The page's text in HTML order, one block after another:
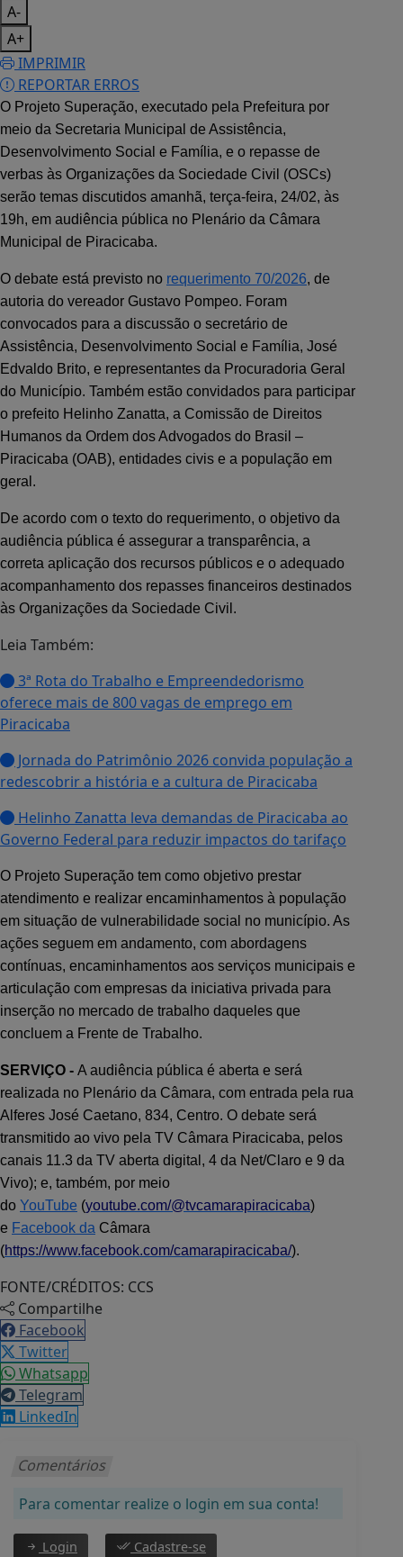
A-
A+
IMPRIMIR
REPORTAR ERROS
O Projeto Superação, executado pela Prefeitura por
meio da Secretaria Municipal de Assistência,
Desenvolvimento Social e Família, e o repasse de
verbas às Organizações da Sociedade Civil (OSCs)
serão temas discutidos amanhã, terça-feira, 24/02, às
19h, em audiência pública no Plenário da Câmara
Municipal de Piracicaba.
O debate está previsto no requerimento 70/2026, de
autoria do vereador Gustavo Pompeo. Foram
convocados para a discussão o secretário de
Assistência, Desenvolvimento Social e Família, José
Edvaldo Brito, e representantes da Procuradoria Geral
do Município. Também estão convidados para participar
o prefeito Helinho Zanatta, a Comissão de Direitos
Humanos da Ordem dos Advogados do Brasil –
Piracicaba (OAB), entidades civis e a população em
geral.
De acordo com o texto do requerimento, o objetivo da
audiência pública é assegurar a transparência, a
correta aplicação dos recursos públicos e o adequado
acompanhamento dos repasses financeiros destinados
às Organizações da Sociedade Civil.
Leia Também:
3ª Rota do Trabalho e Empreendedorismo
oferece mais de 800 vagas de emprego em
Piracicaba
Jornada do Patrimônio 2026 convida população a
redescobrir a história e a cultura de Piracicaba
Helinho Zanatta leva demandas de Piracicaba ao
Governo Federal para reduzir impactos do tarifaço
O Projeto Superação tem como objetivo prestar
atendimento e realizar encaminhamentos à população
em situação de vulnerabilidade social no município. As
ações seguem em andamento, com abordagens
contínuas, encaminhamentos aos serviços municipais e
articulação com empresas da iniciativa privada para
inserção no mercado de trabalho daqueles que
concluem a Frente de Trabalho.
SERVIÇO - A audiência pública é aberta e será
realizada no Plenário da Câmara, com entrada pela rua
Alferes José Caetano, 834, Centro. O debate será
transmitido ao vivo pela TV Câmara Piracicaba, pelos
canais 11.3 da TV aberta digital, 4 da Net/Claro e 9 da
Vivo); e, também, por meio
do YouTube (youtube.com/@tvcamarapiracicaba)
e Facebook da Câmara
(https://www.facebook.com/camarapiracicaba/).
FONTE/CRÉDITOS: CCS
Compartilhe
Facebook
Twitter
Whatsapp
Telegram
LinkedIn
Comentários
Para comentar realize o login em sua conta!
Login Cadastre-se